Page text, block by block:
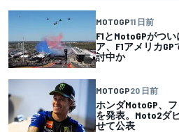
MOTOGP11 日前
F1とMotoGPがつ
ア、F1アメリカ
討中か
MOTOGP20 日前
ホンダMotoGP、
を発表。Moto2ダ
せて公表